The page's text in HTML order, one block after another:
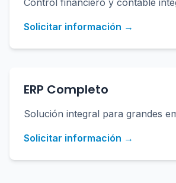
Control financiero y contable
Solicitar información →
ERP Completo
Solución integral para grandes
Solicitar información →